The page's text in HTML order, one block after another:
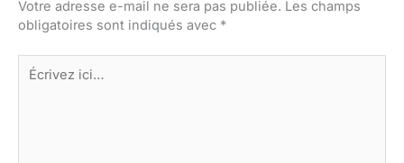
Votre adresse e-mail ne sera pas publiée. Les champs
obligatoires sont indiqués avec *
Écrivez
ici…